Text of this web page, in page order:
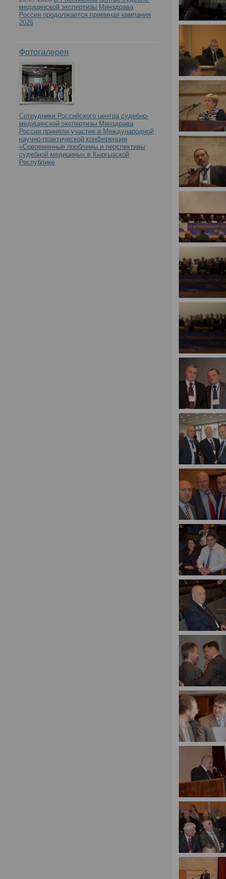
медицинской экспертизы Минздрава
России продолжается приемная кампания
2026
Фотогалерея
Сотрудники Российского центра судебно-
медицинской экспертизы Минздрава
России приняли участие в Международной
научно-практической конференции
«Современные проблемы и перспективы
судебной медицины» в Кыргызской
Республике